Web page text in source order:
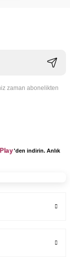
zaman abonelikten
'den indirin. Anlık